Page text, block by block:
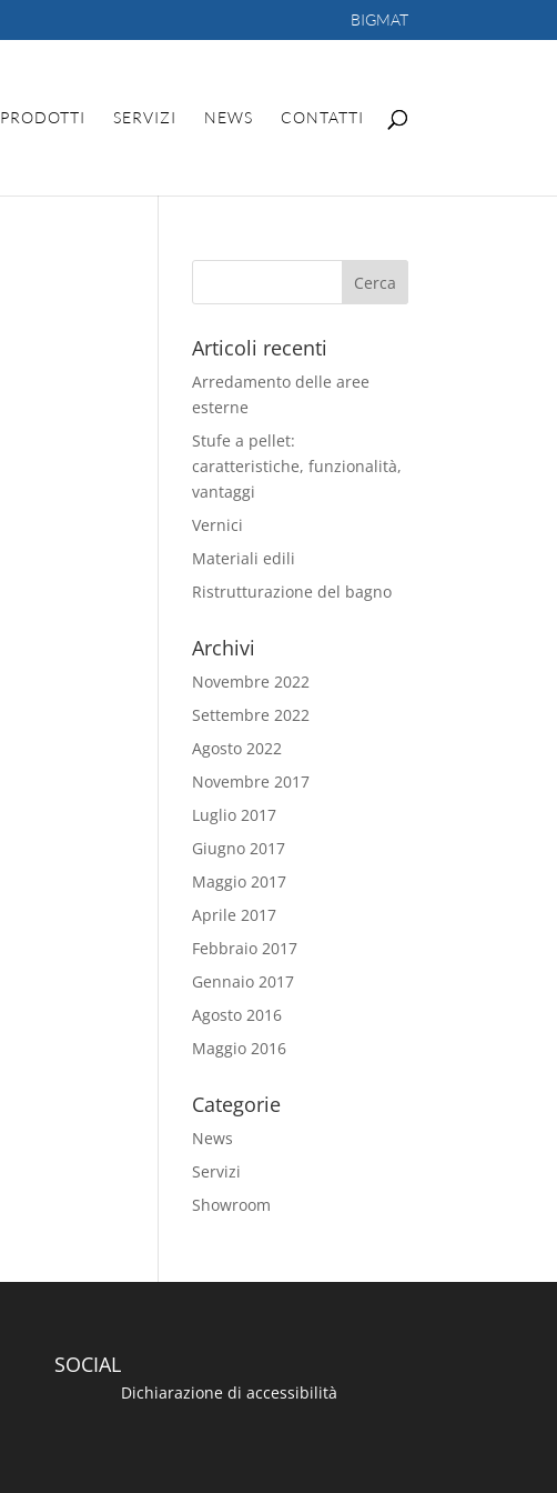
BIGMAT
PRODOTTI SERVIZI NEWS CONTATTI
Articoli recenti
Arredamento delle aree
esterne
Stufe a pellet:
caratteristiche, funzionalità,
vantaggi
Vernici
Materiali edili
Ristrutturazione del bagno
Archivi
Novembre 2022
Settembre 2022
Agosto 2022
Novembre 2017
Luglio 2017
Giugno 2017
Maggio 2017
Aprile 2017
Febbraio 2017
Gennaio 2017
Agosto 2016
Maggio 2016
Categorie
News
Servizi
Showroom
SOCIAL
Dichiarazione di accessibilità